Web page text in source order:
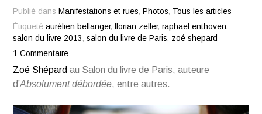
Publié dans Manifestations et rues, Photos, Tous les articles
Étiquetéaurélien bellanger,florian zeller,raphael enthoven,
salon du livre 2013 ,salon du livre de Paris, zoé shepard
1 Commentaire
Zoé Shépard au Salon du livre de Paris, auteure
d’Absolument débordée, entre autres.